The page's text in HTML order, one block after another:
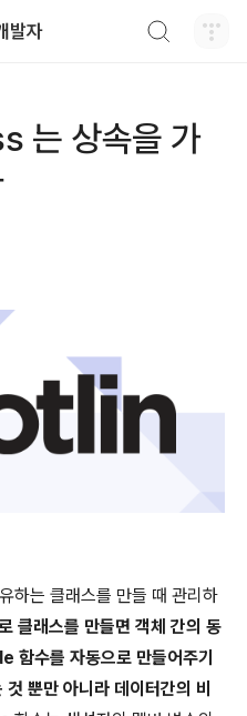
발자
는 상속을 가
는 클래스를 만들 때 관리하
클래스를 만들면 객체 간의 동
수를 자동으로 만들어주기
뿐만 아니라 데이터간의 비